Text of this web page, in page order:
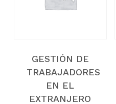
(CÓPIA)
(CÓPIA)
GESTIÓN DE
TRABAJADORES
EN EL
EXTRANJERO